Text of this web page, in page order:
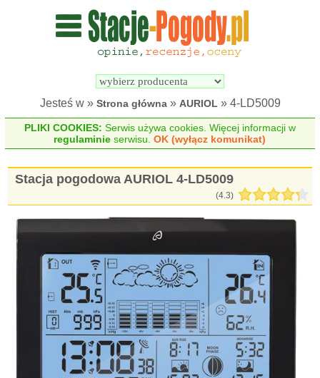
Wyszukiwarka
pogodowych
Jesteś w » Strona główna» AURIOL » 4-LD5009
PLIKI COOKIES: Serwis używa cookies. Więcej informacji w
regulaminie serwisu.OK (wyłącz komunikat)
Stacja pogodowa AURIOL 4-LD5009
(4.3)